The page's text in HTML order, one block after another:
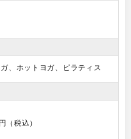
、ホットヨガ、ピラティス
（税込）